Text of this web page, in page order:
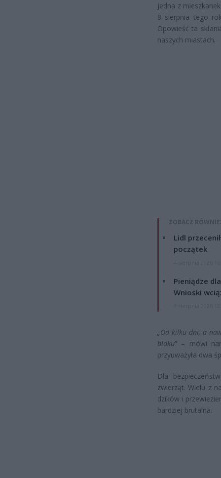
Jedna z
8 sierpnia tego
Opowieść ta
naszych miastach.
ZOBACZ
Lidl
początek
Pieniądze
Wnioski
„Od kilku dni, a
bloku” – mówi
przyuważyła dwa
Dla
zwierząt. Wielu z
dzików i
bardziej brutalna.